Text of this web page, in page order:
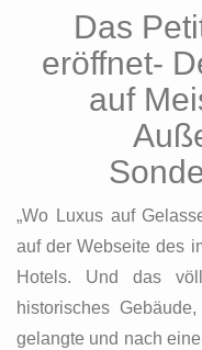
Das
eröffnet-
auf
„Wo Luxus auf
auf der Webseite des
Hotels. Und das
historisches
gelangte und nach